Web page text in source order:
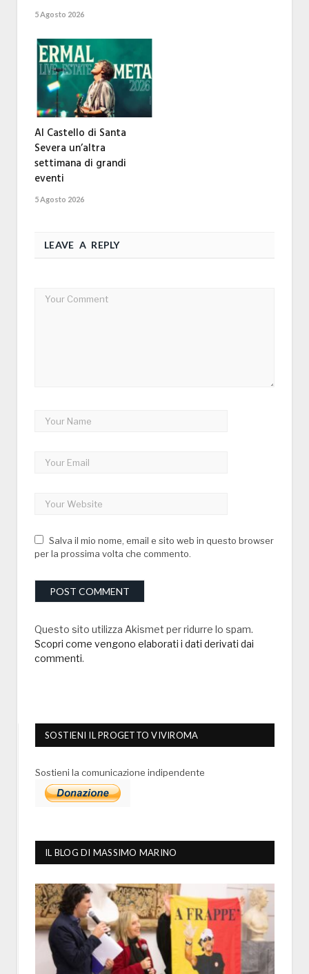
5 Agosto 2026
Al Castello di Santa
Severa un’altra
settimana di grandi
eventi
5 Agosto 2026
LEAVE A REPLY
Salva il mio nome, email e sito web in questo browser
per la prossima volta che commento.
Questo sito utilizza Akismet per ridurre lo spam.
Scopri come vengono elaborati i dati derivati dai
commenti.
SOSTIENI IL PROGETTO VIVIROMA
Sostieni la comunicazione indipendente
IL BLOG DI MASSIMO MARINO